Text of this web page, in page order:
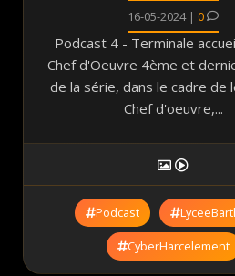
16-05-2024 | 0
Podcast 4 - Terminale
Chef d'Oeuvre 4ème et
de la série, dans le cadre de
Chef d'oeuvre,...
Podcast
CyberHarcelement